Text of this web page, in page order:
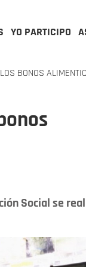
YO PARTICIPO
BONOS
Social se